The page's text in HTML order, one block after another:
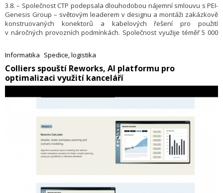
3.8. – Společnost CTP podepsala dlouhodobou nájemní smlouvu s PEI-
Genesis Group – světovým leaderem v designu a montáži zakázkově
konstruovaných konektorů a kabelových řešení pro použití
v náročných provozních podmínkách. Společnost využije téměř 5 000
v CTParku Louny II, odkud bude zajišťovat evropské dodávky kabelů,
konektorů a propojovacích řešení pro datacentra a telekomunikace,
obranu, energetiku, průmysl i zdravotnictví.
Informatika Spedice, logistika
​Colliers spouští Reworks, AI platformu pro
optimalizaci využití kanceláří